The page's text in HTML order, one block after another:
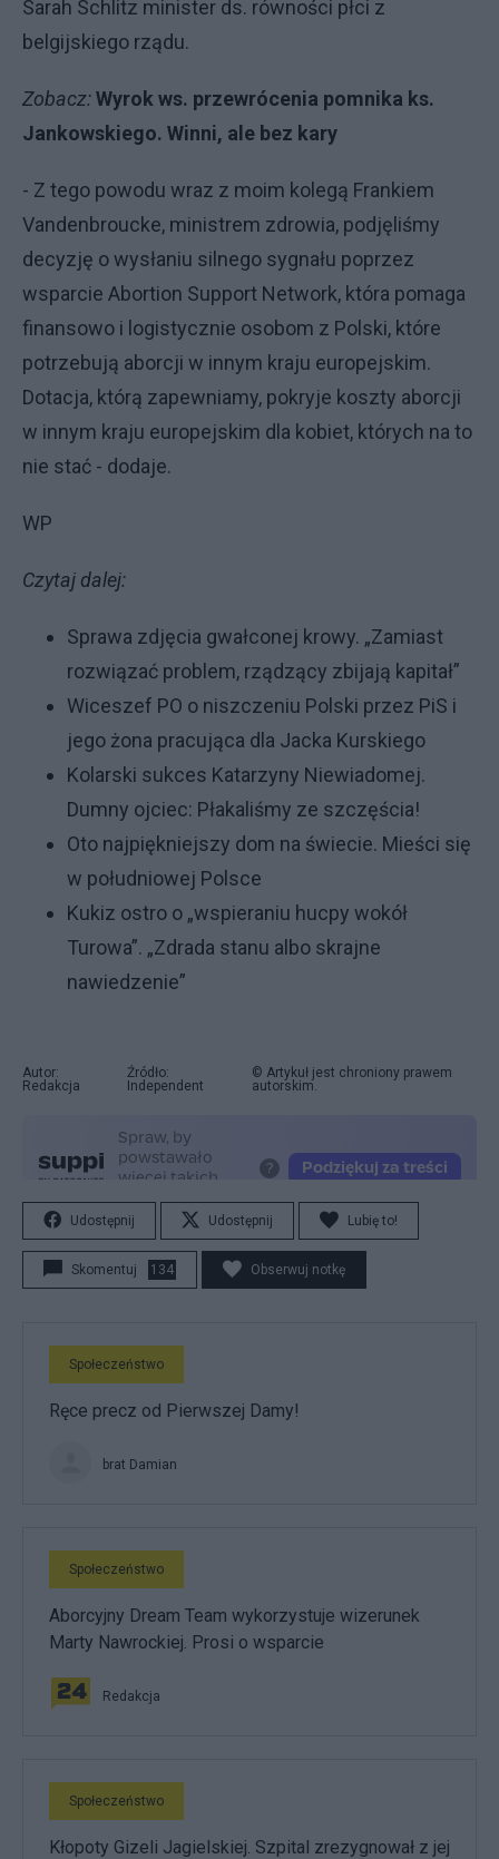
Sarah Schlitz minister ds. równości płci z
belgijskiego rządu.
Zobacz:Wyrok ws. przewrócenia pomnika ks.
Jankowskiego. Winni, ale bez kary
- Z tego powodu wraz z moim kolegą Frankiem
Vandenbroucke, ministrem zdrowia, podjęliśmy
decyzję o wysłaniu silnego sygnału poprzez
wsparcie Abortion Support Network, która pomaga
finansowo i logistycznie osobom z Polski, które
potrzebują aborcji w innym kraju europejskim.
Dotacja, którą zapewniamy, pokryje koszty aborcji
w innym kraju europejskim dla kobiet, których na to
nie stać - dodaje.
WP
Czytaj dalej:
Sprawa zdjęcia gwałconej krowy. „Zamiast
rozwiązać problem, rządzący zbijają kapitał”
Wiceszef PO o niszczeniu Polski przez PiS i
jego żona pracująca dla Jacka Kurskiego
Kolarski sukces Katarzyny Niewiadomej.
Dumny ojciec: Płakaliśmy ze szczęścia!
Oto najpiękniejszy dom na świecie. Mieści się
w południowej Polsce
Kukiz ostro o „wspieraniu hucpy wokół
Turowa”. „Zdrada stanu albo skrajne
nawiedzenie”
Autor:
Redakcja
Źródło:
Independent
© Artykuł jest chroniony prawem
autorskim.
Udostępnij Udostępnij Lubię to!
Skomentuj 134 Obserwuj notkę
Społeczeństwo
Ręce precz od Pierwszej Damy!
brat Damian
Społeczeństwo
Aborcyjny Dream Team wykorzystuje wizerunek
Marty Nawrockiej. Prosi o wsparcie
Redakcja
Społeczeństwo
Kłopoty Gizeli Jagielskiej. Szpital zrezygnował z jej